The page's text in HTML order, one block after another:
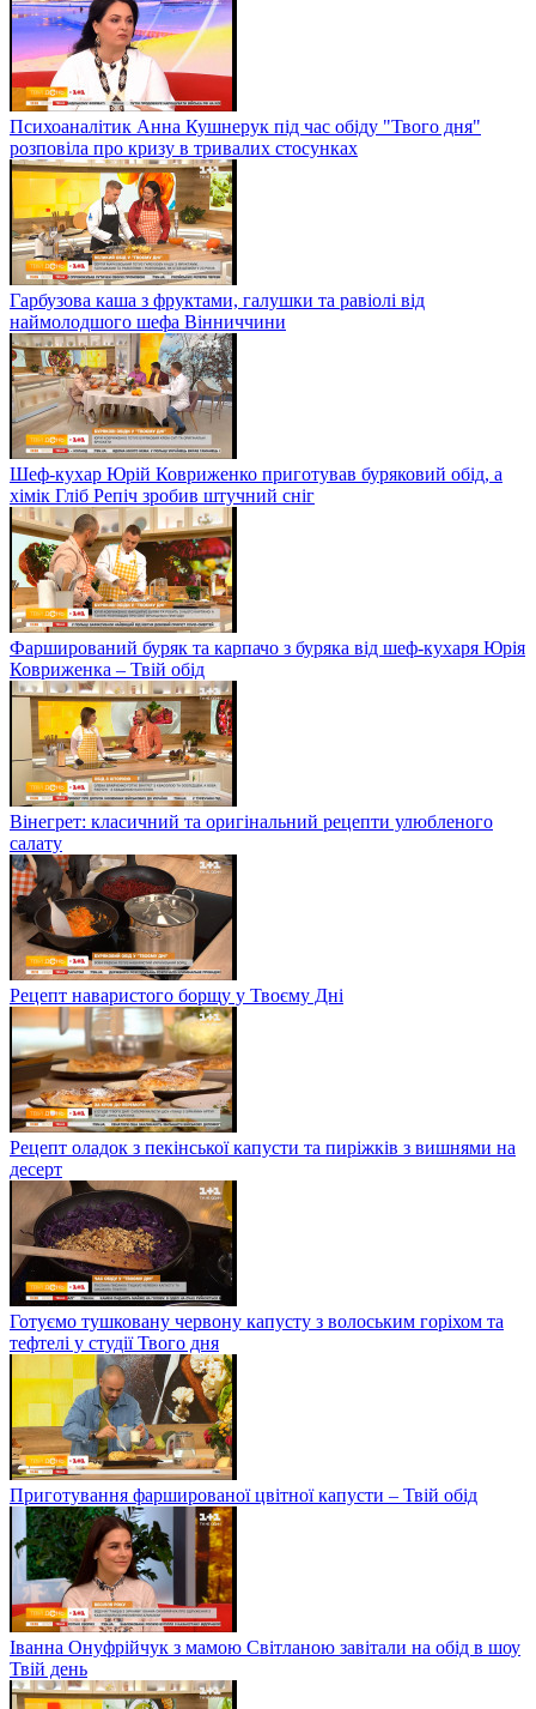
Психоаналітик Анна Кушнерук під час обіду "Твого дня"
розповіла про кризу в тривалих стосунках
Гарбузова каша з фруктами, галушки та равіолі від
наймолодшого шефа Вінниччини
Шеф-кухар Юрій Ковриженко приготував буряковий обід, а
хімік Гліб Репіч зробив штучний сніг
Фарширований буряк та карпачо з буряка від шеф-кухаря Юрія
Ковриженка – Твій обід
Вінегрет: класичний та оригінальний рецепти улюбленого
салату
Рецепт наваристого борщу у Твоєму Дні
Рецепт оладок з пекінської капусти та пиріжків з вишнями на
десерт
Готуємо тушковану червону капусту з волоським горіхом та
тефтелі у студії Твого дня
Приготування фаршированої цвітної капусти – Твій обід
Іванна Онуфрійчук з мамою Світланою завітали на обід в шоу
Твій день